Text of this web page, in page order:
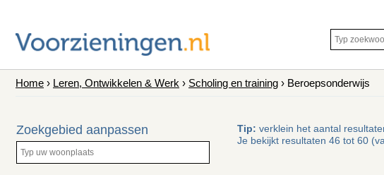
Home › Leren, Ontwikkelen & Werk › Scholing en training › Beroepsonderwijs
Zoekgebied aanpassen Tip: verklein het aantal
Je bekijkt resultaten 46 tot 60